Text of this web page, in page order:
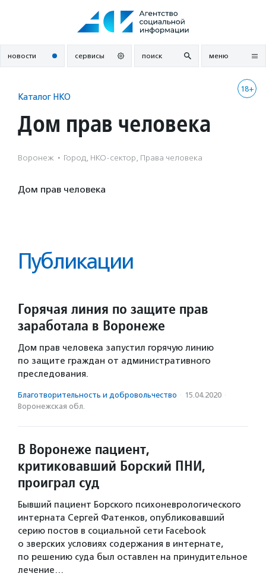
новости сервисы поиск меню
18+
Каталог НКО
Дом прав человека
Воронеж · Город, НКО-сектор, Права человека
Дом прав человека
Публикации
Горячая линия по защите прав
заработала в Воронеже
Дом прав человека запустил горячую линию
по защите граждан от административного
преследования.
Благотвори­тель­ность и доброволь­чест­во · 15.04.2020 ·
Воронежская обл.
В Воронеже пациент,
критиковавший Борский ПНИ,
проиграл суд
Бывший пациент Борского психоневрологического
интерната Сергей Фатенков, опубликовавший
серию постов в социальной сети Facebook
о зверских условиях содержания в интернате,
по решению суда был оставлен на принудительное
лечение…